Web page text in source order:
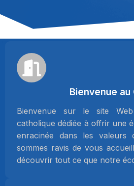
Bienvenue au
Bienvenue sur le site
catholique dédiée à offrir une
enracinée dans les valeurs
sommes ravis de vous
découvrir tout ce que notre